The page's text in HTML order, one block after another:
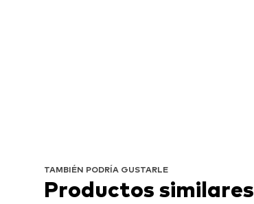
TAMBIÉN PODRÍA GUSTARLE
Productos similares